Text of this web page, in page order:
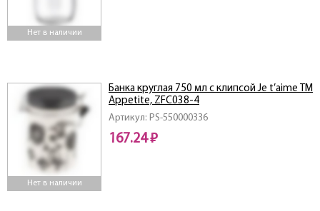
Нет в наличии
Нет в наличии
Артикул: PS-550000336
Банка круглая 750 мл c клипсой Je t’aime ТМ
Appetite, ZFC038-4
167.24 ₽